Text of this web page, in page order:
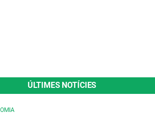
ÚLTIMES NOTÍCIES